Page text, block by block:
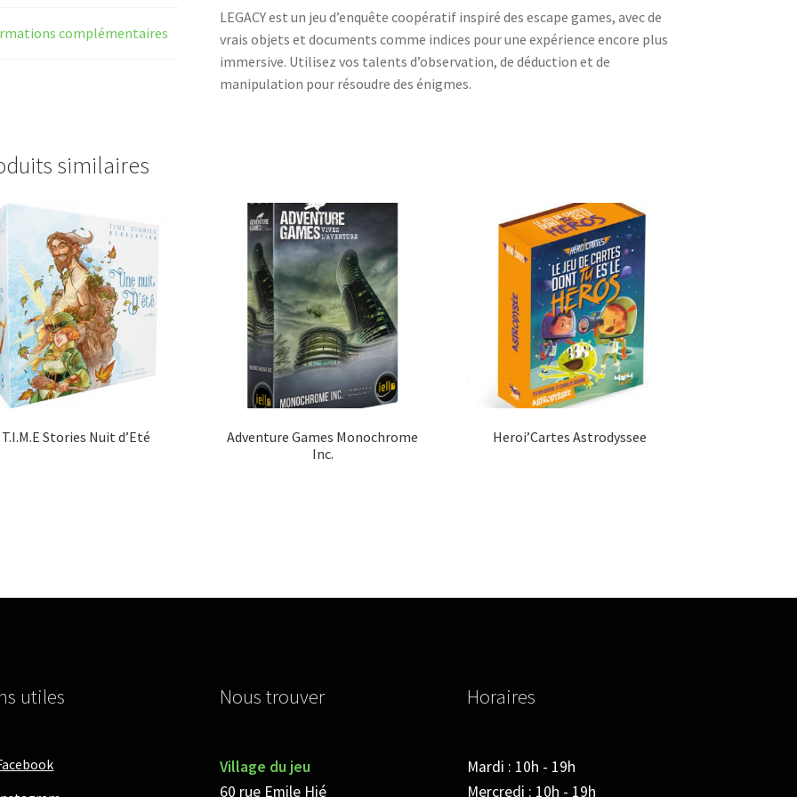
complémentaires
LEGACY est un jeu d’enquête coopératif inspiré des escape games, avec de
vrais objets et documents comme indices pour une expérience encore plus
immersive. Utilisez vos talents d’observation, de déduction et de
manipulation pour résoudre des énigmes.
similaires
T.I.M.E Stories Nuit d’Eté
Adventure Games Monochrome
Inc.
Heroi’Cartes Astrodyssee
utiles Nous trouver
Village du jeu
60 rue Emile Hié
Horaires
Mardi : 10h - 19h
Mercredi : 10h - 19h